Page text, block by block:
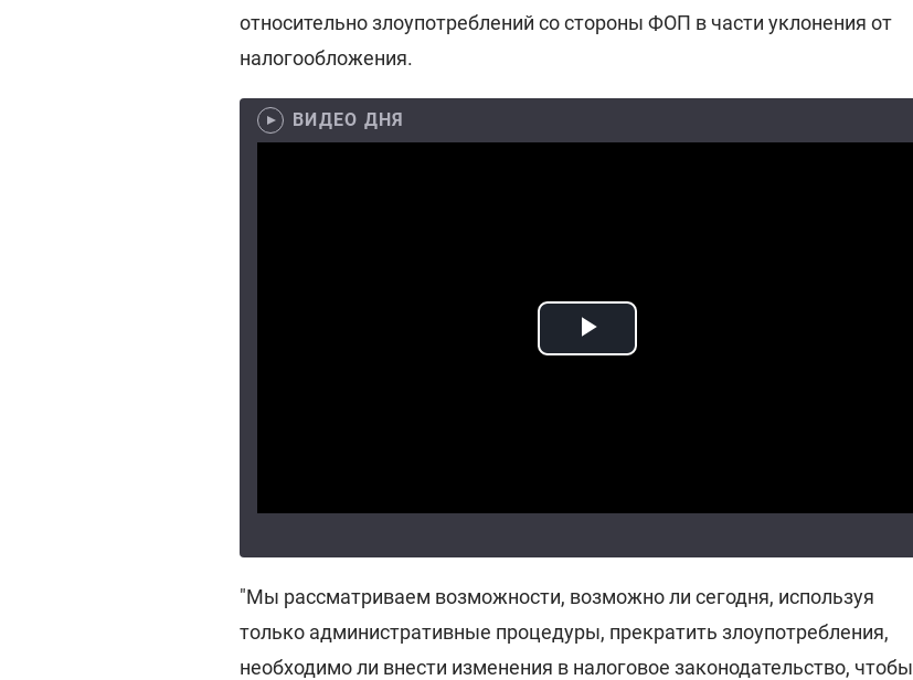
относительно злоупотреблений со стороны ФОП в части уклонения от
налогообложения.
ВИДЕО ДНЯ
"Мы рассматриваем возможности, возможно ли сегодня, используя
только административные процедуры, прекратить злоупотребления,
необходимо ли внести изменения в налоговое законодательство, чтобы